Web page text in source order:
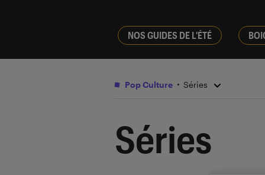
NOS GUIDES DE L'ÉTÉ
Pop Culture Séries
Séries